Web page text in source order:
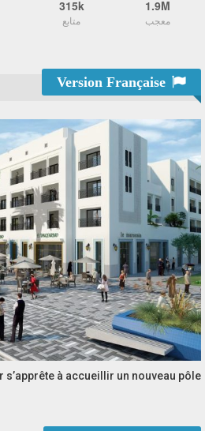
1.9M
معجب
315k
متابع
s’apprête à accueillir un nouveau pôle…